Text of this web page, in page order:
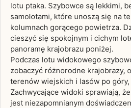
lotu ptaka. Szybowce są lekkimi,
samolotami, które unoszą się na
kolumnach gorącego powietrza.
cieszyć się spokojnym i cichym
panoramę krajobrazu poniżej.
Podczas lotu widokowego
zobaczyć różnorodne krajobrazy,
terenów wiejskich i lasów po góry,
Zachwycające widoki sprawiają,
jest niezapomnianym